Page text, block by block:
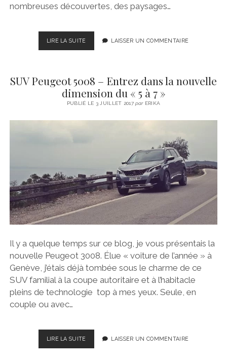
nombreuses découvertes, des paysages…
LIRE LA SUITE
–
:
MON
AVENTURE
SUR
LAISSER UN COMMENTAIRE
SUV Peugeot 5008 – Entrez dans la nouvelle
dimension du « 5 à 7 »
PUBLIÉ LE 3 JUILLET 2017parERIKA
Il y a quelque temps sur ce blog, je vous présentais la
nouvelle Peugeot 3008. Élue « voiture de l’année » à
Genève, j’étais déjà tombée sous le charme de ce
SUV familial à la coupe autoritaire et à l’habitacle
pleins de technologie top à mes yeux. Seule, en
couple ou avec…
LIRE LA SUITE
PEUGEOT
LAISSER UN COMMENTAIRE